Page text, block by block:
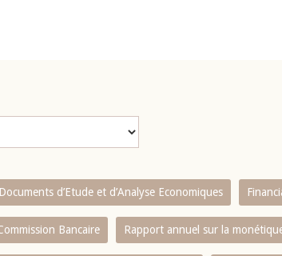
Documents d’Etude et d’Analyse Economiques
Bancaire Rapport annuel sur la